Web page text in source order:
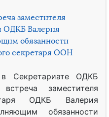
заместителя
ОДКБ Валерия
обязанности
секретаря ООН
Секретариате ОДКБ
заместителя
ОДКБ Валерия
обязанности